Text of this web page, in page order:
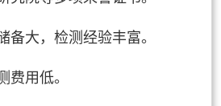
备大，检测经验丰富。
费用低。